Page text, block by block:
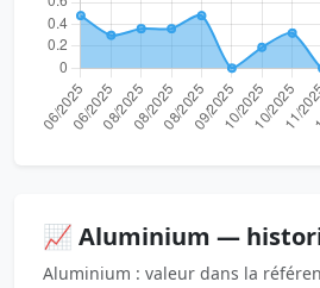
📈 Aluminium —
Aluminium : valeur dans la